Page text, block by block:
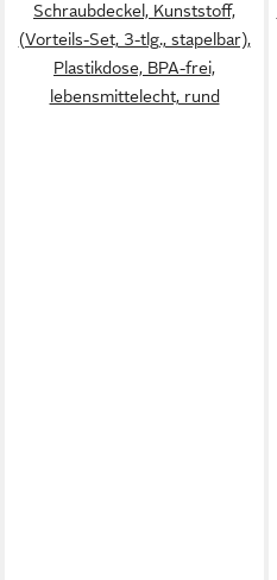
Schraubdeckel, Kunststoff,
(Vorteils-Set, 3-tlg., stapelbar),
Plastikdose, BPA-frei,
lebensmittelecht, rund